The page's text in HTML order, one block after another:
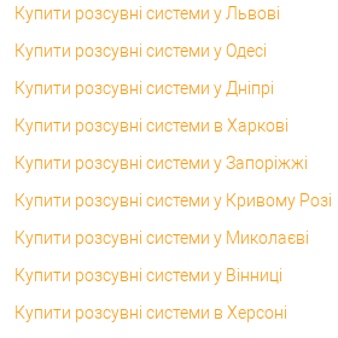
Купити розсувні системи у Львові
Купити розсувні системи у Одесі
Купити розсувні системи у Дніпрі
Купити розсувні системи в Харкові
Купити розсувні системи у Запоріжжі
Купити розсувні системи у Кривому Розі
Купити розсувні системи у Миколаєві
Купити розсувні системи у Вінниці
Купити розсувні системи в Херсоні